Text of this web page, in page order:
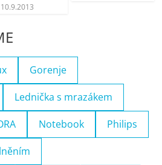
10.9.2013
Gorenje
Lednička s mrazákem
Notebook Philips